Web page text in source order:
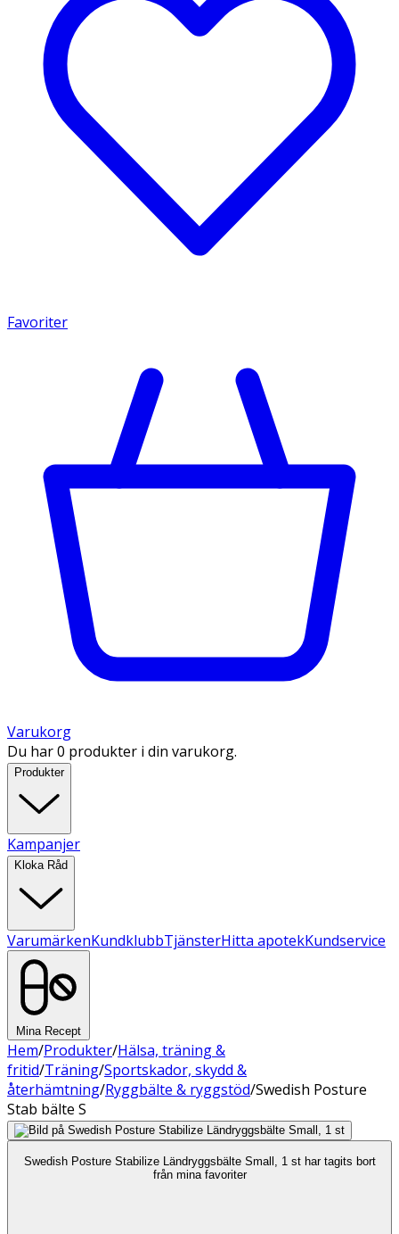
Favoriter
Varukorg
Du har 0 produkter i din varukorg.
Produkter
Kampanjer
Kloka Råd
VarumärkenKundklubbTjänsterHitta apotekKundservice
Mina Recept
Hem/Produkter/Hälsa, träning &
fritid/Träning/Sportskador, skydd &
återhämtning/Ryggbälte & ryggstöd/Swedish Posture
Stab bälte S
Swedish Posture Stabilize Ländryggsbälte Small, 1 st har tagits bort
från mina favoriter